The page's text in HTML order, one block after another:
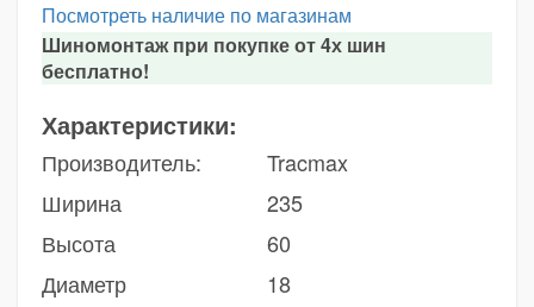
Посмотреть наличие по магазинам
Шиномонтаж при покупке от 4х шин
бесплатно!
Характеристики:
Производитель:
Tracmax
Ширина
235
Высота
60
Диаметр
18